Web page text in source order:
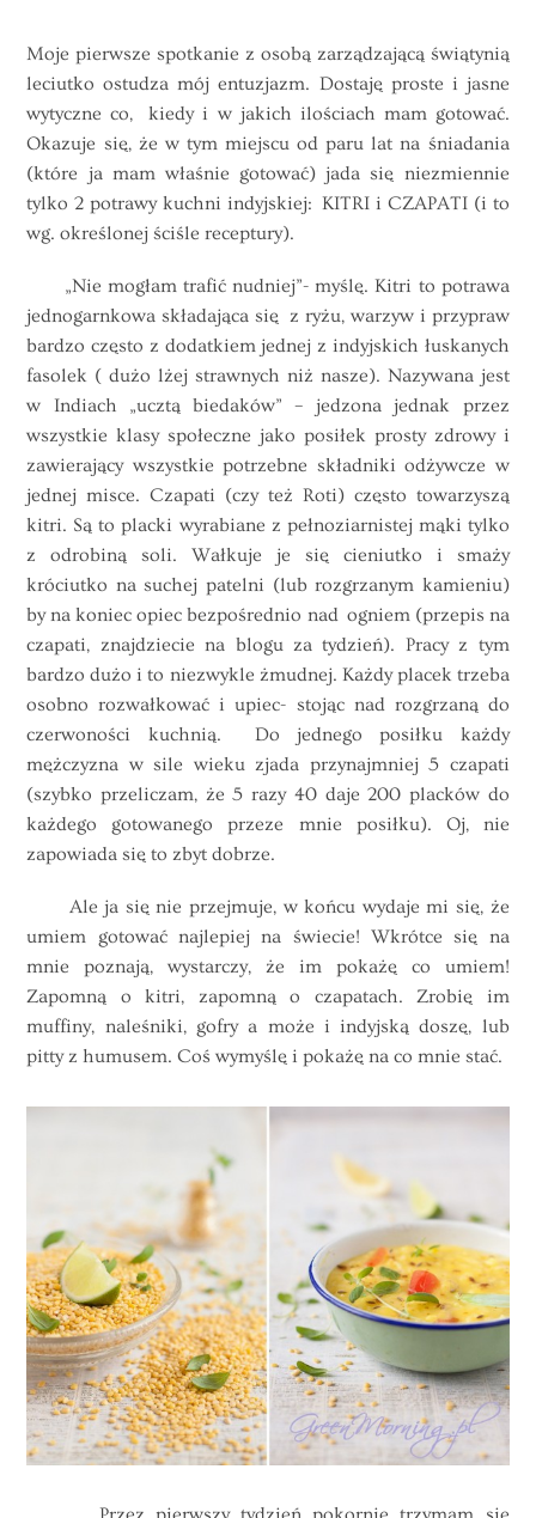
Moje pierwsze spotkanie z osobą zarządzającą świątynią
leciutko ostudza mój entuzjazm. Dostaję proste i jasne
wytyczne co, kiedy i w jakich ilościach mam gotować.
Okazuje się, że w tym miejscu od paru lat na śniadania
(które ja mam właśnie gotować) jada się niezmiennie
tylko 2 potrawy kuchni indyjskiej: KITRI i CZAPATI (i to
wg. określonej ściśle receptury).
„Nie mogłam trafić nudniej”- myślę. Kitri to potrawa
jednogarnkowa składająca się z ryżu, warzyw i przypraw
bardzo często z dodatkiem jednej z indyjskich łuskanych
fasolek ( dużo lżej strawnych niż nasze). Nazywana jest
w Indiach „ucztą biedaków” – jedzona jednak przez
wszystkie klasy społeczne jako posiłek prosty zdrowy i
zawierający wszystkie potrzebne składniki odżywcze w
jednej misce. Czapati (czy też Roti) często towarzyszą
kitri. Są to placki wyrabiane z pełnoziarnistej mąki tylko
z odrobiną soli. Wałkuje je się cieniutko i smaży
króciutko na suchej patelni (lub rozgrzanym kamieniu)
by na koniec opiec bezpośrednio nad ogniem (przepis na
czapati, znajdziecie na blogu za tydzień). Pracy z tym
bardzo dużo i to niezwykle żmudnej. Każdy placek trzeba
osobno rozwałkować i upiec- stojąc nad rozgrzaną do
czerwoności kuchnią. Do jednego posiłku każdy
mężczyzna w sile wieku zjada przynajmniej 5 czapati
(szybko przeliczam, że 5 razy 40 daje 200 placków do
każdego gotowanego przeze mnie posiłku). Oj, nie
zapowiada się to zbyt dobrze.
Ale ja się nie przejmuje, w końcu wydaje mi się, że
umiem gotować najlepiej na świecie! Wkrótce się na
mnie poznają, wystarczy, że im pokażę co umiem!
Zapomną o kitri, zapomną o czapatach. Zrobię im
muffiny, naleśniki, gofry a może i indyjską doszę, lub
pitty z humusem. Coś wymyślę i pokażę na co mnie stać.